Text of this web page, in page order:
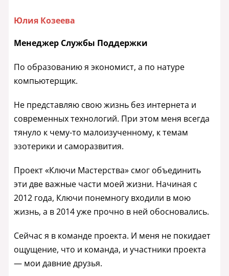
Юлия Козеева
Менеджер Службы Поддержки
По образованию я экономист, а по натуре
компьютерщик.
Не представляю свою жизнь без интернета и
современных технологий. При этом меня всегда
тянуло к чему-то малоизученному, к темам
эзотерики и саморазвития.
Проект «Ключи Мастерства» смог объединить
эти две важные части моей жизни. Начиная с
2012 года, Ключи понемногу входили в мою
жизнь, а в 2014 уже прочно в ней обосновались.
Сейчас я в команде проекта. И меня не покидает
ощущение, что и команда, и участники проекта
— мои давние друзья.